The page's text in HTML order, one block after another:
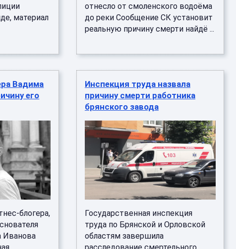
материал
отнесло от смоленского водоёма
до реки Сообщение СК установит
реальную причину смерти найдё ...
Вадима
его
блогера,
Иванова
Инспекция труда назвала
причину смерти работника
брянского завода
Государственная инспекция
труда по Брянской и Орловской
областям завершила